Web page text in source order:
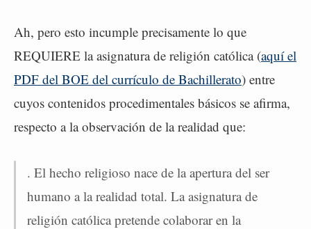
Ah, pero esto incumple precisamente lo que
REQUIERE la asignatura de religión católica (aquí el
PDF del BOE del currículo de Bachillerato) entre
cuyos contenidos procedimentales básicos se afirma,
respecto a la observación de la realidad que:
. El hecho religioso nace de la apertura del ser
humano a la realidad total. La asignatura de
religión católica pretende colaborar en la